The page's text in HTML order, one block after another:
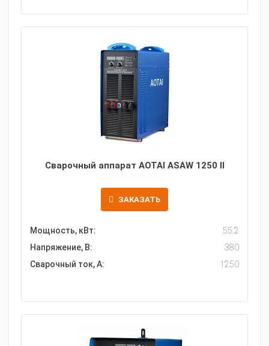
Сварочный аппарат AOTAI ASAW 1250 II
ЗАКАЗАТЬ
Мощность, кВт:
55.2
Напряжение, В:
380
Сварочный ток, А:
1250